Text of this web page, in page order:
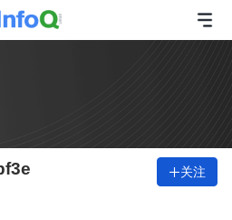
关注